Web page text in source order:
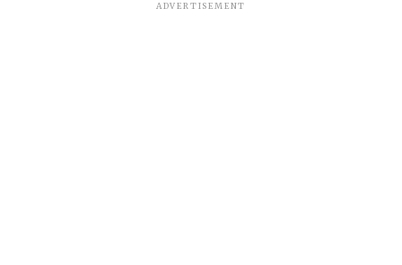
ADVERTISEMENT